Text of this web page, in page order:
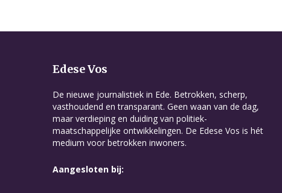
Edese Vos
De nieuwe journalistiek in Ede. Betrokken, scherp,
vasthoudend en transparant. Geen waan van de dag,
maar verdieping en duiding van politiek-
maatschappelijke ontwikkelingen. De Edese Vos is hét
medium voor betrokken inwoners.
Aangesloten bij: